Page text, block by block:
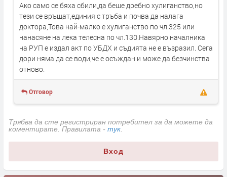
Ако само се бяха сбили,да беше дребно хулиганство,но
тези се връщат,единия с тръба и почва да налага
доктора,Това най-малко е хулиганство по чл.325 или
нанасяне на лека телесна по чл.130.Навярно началника
на РУП е издал акт по УБДХ и съдията не е възразил. Сега
дори няма да се води,че е осъждан и може да безчинства
отново.
Отговор
Трябва да сте регистриран потребител за да можете да
коментирате. Правилата - тук.
Вход